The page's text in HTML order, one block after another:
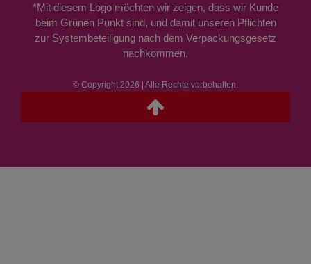
*Mit diesem Logo möchten wir zeigen, dass wir Kunde
beim Grünen Punkt sind, und damit unseren Pflichten
zur Systembeteiligung nach dem Verpackungsgesetz
nachkommen.
© Copyright 2026 | Alle Rechte vorbehalten.